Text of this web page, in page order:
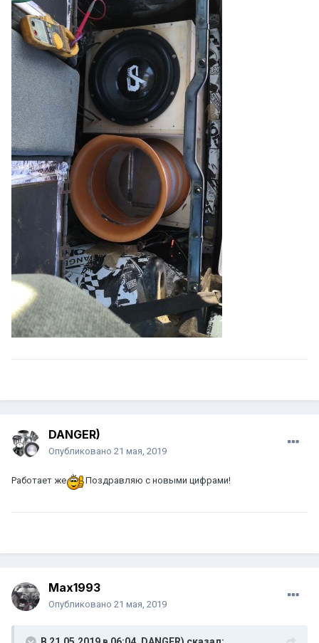
DANGER)
Опубликовано 21 мая, 2019
Работает же Поздравляю с новыми цифрами!
Max1993
Опубликовано 21 мая, 2019